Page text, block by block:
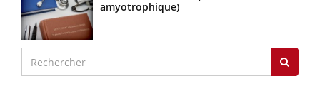
amyotrophique)